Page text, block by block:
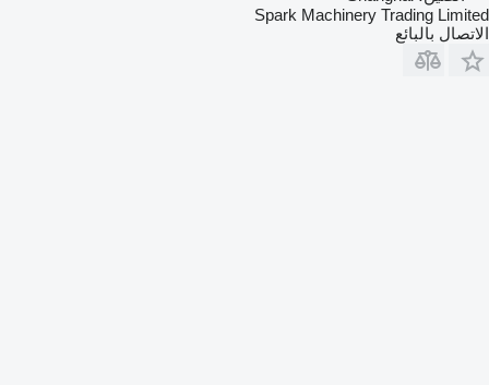
Spark Machinery Trading Limited
الاتصال بالبائع